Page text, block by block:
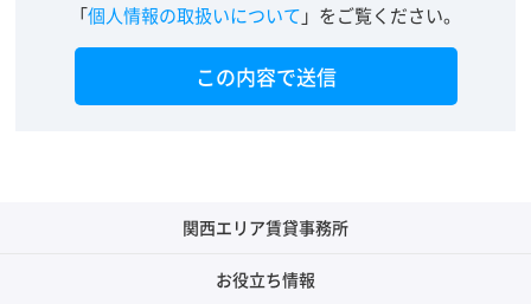
「個人情報の取扱いについて 」をご覧ください。
関西エリア賃貸事務所
お役立ち情報